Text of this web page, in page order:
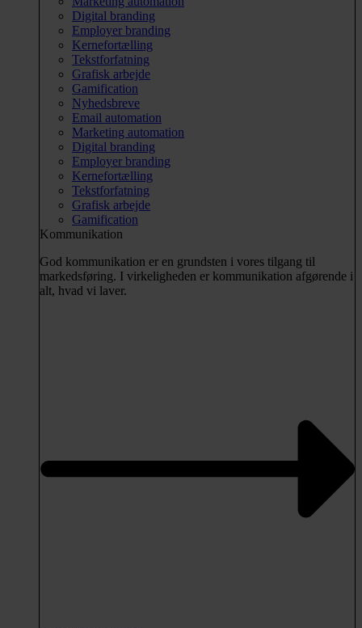
Digital branding
Employer branding
Kernefortælling
Tekstforfatning
Grafisk arbejde
Gamification
Nyhedsbreve
Email automation
Marketing automation
Digital branding
Employer branding
Kernefortælling
Tekstforfatning
Grafisk arbejde
Gamification
Kommunikation
God kommunikation er en grundsten i vores tilgang til
markedsføring. I virkeligheden er kommunikation afgørende i
alt, hvad vi laver.